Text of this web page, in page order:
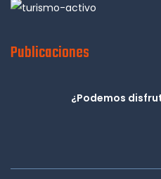
Publicaciones
¿Podemos